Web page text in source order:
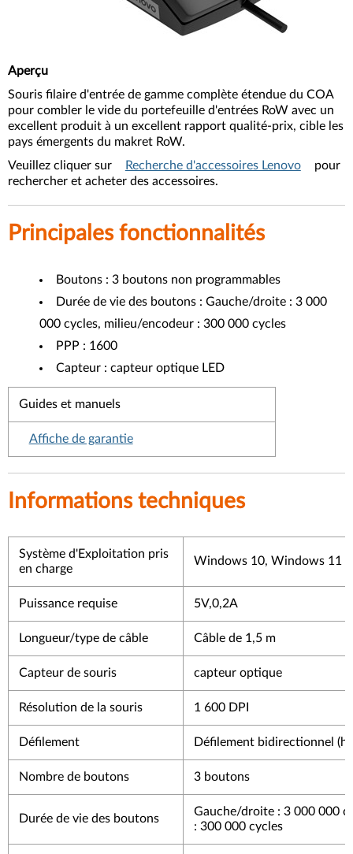
Aperçu
Souris filaire d'entrée de gamme complète étendue du COA
pour combler le vide du portefeuille d'entrées RoW avec un
excellent produit à un excellent rapport qualité-prix, cible les
pays émergents du makret RoW.
Veuillez cliquer sur
Recherche d'accessoires Lenovo
pour
rechercher et acheter des accessoires.
Principales fonctionnalités
Boutons : 3 boutons non programmables
Durée de vie des boutons : Gauche/droite : 3 000
000 cycles, milieu/encodeur : 300 000 cycles
PPP : 1600
Capteur : capteur optique LED
Guides et manuels
Affiche de garantie
Informations techniques
Système d'Exploitation pris
en charge
Windows 10, Windows 11
Puissance requise 5V,0,2A
Longueur/type de câble Câble de 1,5 m
Capteur de souris capteur optique
Résolution de la souris 1 600 DPI
Défilement Défilement bidirectionnel
Nombre de boutons 3 boutons
Durée de vie des boutons
Gauche/droite : 3 000 000
: 300 000 cycles